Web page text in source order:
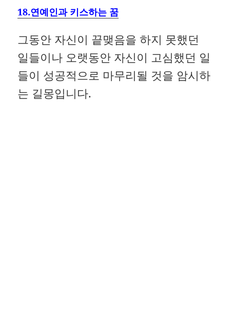
18.연예인과 키스하는 꿈
그동안 자신이 끝맺음을 하지 못했던
일들이나 오랫동안 자신이 고심했던 일
들이 성공적으로 마무리될 것을 암시하
는 길몽입니다.